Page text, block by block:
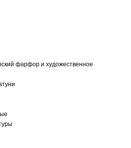
фарфор и художественное